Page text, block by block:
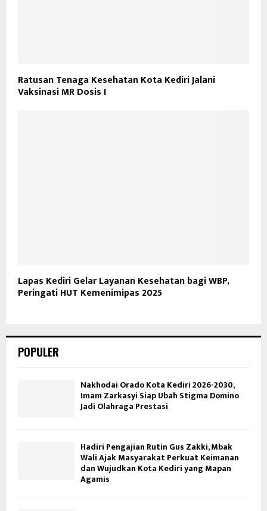
Ratusan Tenaga Kesehatan Kota Kediri Jalani
Vaksinasi MR Dosis I
Lapas Kediri Gelar Layanan Kesehatan bagi WBP,
Peringati HUT Kemenimipas 2025
POPULER
Nakhodai Orado Kota Kediri 2026-2030,
Imam Zarkasyi Siap Ubah Stigma Domino
Jadi Olahraga Prestasi
Hadiri Pengajian Rutin Gus Zakki, Mbak
Wali Ajak Masyarakat Perkuat Keimanan
dan Wujudkan Kota Kediri yang Mapan
Agamis